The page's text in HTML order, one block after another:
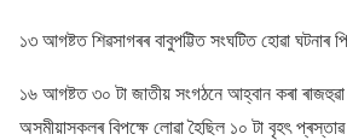
১৩ আগষ্টত শিৱসাগৰৰ বাবুপট্টিত সংঘটিত হোৱা
১৬ আগষ্টত ৩০ টা জাতীয় সংগঠনে আহ্বান কৰা
অসমীয়াসকলৰ বিপক্ষে লোৱা হৈছিল ১০ টা বৃহৎ